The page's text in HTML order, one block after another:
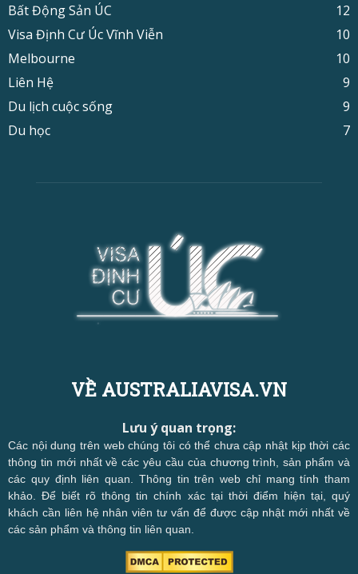
Bất Động Sản ÚC
12
Visa Định Cư Úc Vĩnh Viễn
10
Melbourne
10
Liên Hệ
9
Du lịch cuộc sống
9
Du học
7
VỀ AUSTRALIAVISA.VN
Lưu ý quan trọng:
Các nội dung trên web chúng tôi có thể chưa cập nhật kịp thời các
thông tin mới nhất về các yêu cầu của chương trình, sản phẩm và
các quy định liên quan. Thông tin trên web chỉ mang tính tham
khảo. Để biết rõ thông tin chính xác tại thời điểm hiện tại, quý
khách cần liên hệ nhân viên tư vấn để được cập nhật mới nhất về
các sản phẩm và thông tin liên quan.